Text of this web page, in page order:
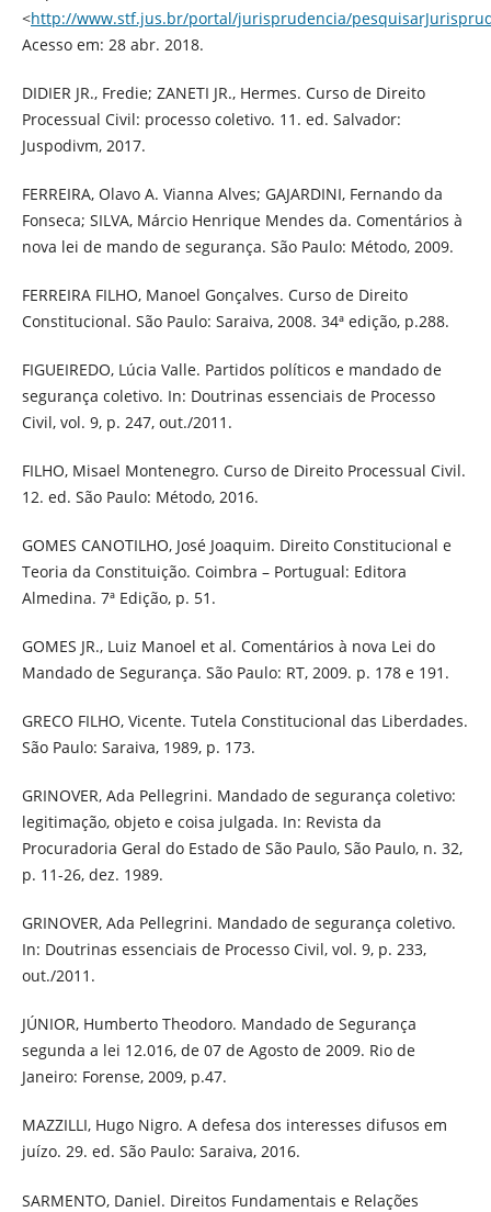
<http://www.stf.jus.br/portal/jurisprudencia/
Acesso em: 28 abr. 2018.
DIDIER JR., Fredie; ZANETI JR., Hermes. Curso de Direito
Processual Civil: processo coletivo. 11. ed. Salvador:
Juspodivm, 2017.
FERREIRA, Olavo A. Vianna Alves; GAJARDINI, Fernando da
Fonseca; SILVA, Márcio Henrique Mendes da. Comentários à
nova lei de mando de segurança. São Paulo: Método, 2009.
FERREIRA FILHO, Manoel Gonçalves. Curso de Direito
Constitucional. São Paulo: Saraiva, 2008. 34ª edição, p.288.
FIGUEIREDO, Lúcia Valle. Partidos políticos e mandado de
segurança coletivo. In: Doutrinas essenciais de Processo
Civil, vol. 9, p. 247, out./2011.
FILHO, Misael Montenegro. Curso de Direito Processual Civil.
12. ed. São Paulo: Método, 2016.
GOMES CANOTILHO, José Joaquim. Direito Constitucional e
Teoria da Constituição. Coimbra – Portugual: Editora
Almedina. 7ª Edição, p. 51.
GOMES JR., Luiz Manoel et al. Comentários à nova Lei do
Mandado de Segurança. São Paulo: RT, 2009. p. 178 e 191.
GRECO FILHO, Vicente. Tutela Constitucional das Liberdades.
São Paulo: Saraiva, 1989, p. 173.
GRINOVER, Ada Pellegrini. Mandado de segurança coletivo:
legitimação, objeto e coisa julgada. In: Revista da
Procuradoria Geral do Estado de São Paulo, São Paulo, n. 32,
p. 11-26, dez. 1989.
GRINOVER, Ada Pellegrini. Mandado de segurança coletivo.
In: Doutrinas essenciais de Processo Civil, vol. 9, p. 233,
out./2011.
JÚNIOR, Humberto Theodoro. Mandado de Segurança
segunda a lei 12.016, de 07 de Agosto de 2009. Rio de
Janeiro: Forense, 2009, p.47.
MAZZILLI, Hugo Nigro. A defesa dos interesses difusos em
juízo. 29. ed. São Paulo: Saraiva, 2016.
SARMENTO, Daniel. Direitos Fundamentais e Relações